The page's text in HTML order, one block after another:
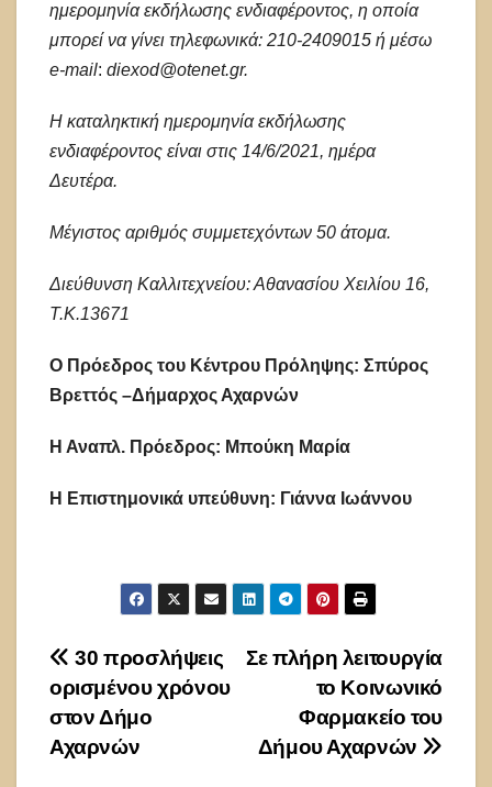
ημερομηνία εκδήλωσης ενδιαφέροντος, η οποία
μπορεί να γίνει τηλεφωνικά: 210-2409015 ή μέσω
e-mail: diexod@otenet.gr.
Η καταληκτική ημερομηνία εκδήλωσης
ενδιαφέροντος είναι στις 14/6/2021, ημέρα
Δευτέρα.
Μέγιστος αριθμός συμμετεχόντων 50 άτομα.
Διεύθυνση Καλλιτεχνείου: Αθανασίου Χειλίου 16,
Τ.Κ.13671
Ο Πρόεδρος του Κέντρου Πρόληψης: Σπύρος
Βρεττός –Δήμαρχος Αχαρνών
Η Αναπλ. Πρόεδρος: Μπούκη Μαρία
Η Επιστημονικά υπεύθυνη: Γιάννα Ιωάννου
Πλοήγηση
άρθρων
Σε πλήρη λειτουργία
το Κοινωνικό
Φαρμακείο του
Δήμου Αχαρνών
30 προσλήψεις
ορισμένου χρόνου
στον Δήμο
Αχαρνών